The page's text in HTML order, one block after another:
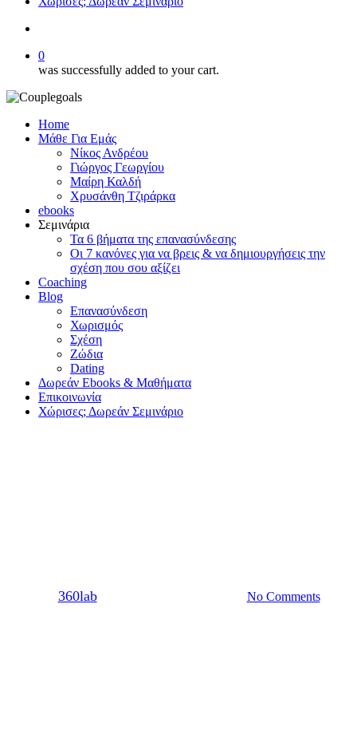
0
was successfully added to your cart.
Home
Μάθε Για Εμάς
Νίκος Ανδρέου
Γιώργος Γεωργίου
Μαίρη Καλδή
Χρυσάνθη Τζιράρκα
ebooks
Σεμινάρια
Τα 6 βήματα της επανασύνδεσης
Οι 7 κανόνες για να βρεις & να δημιουργήσεις την
σχέση που σου αξίζει
Coaching
Blog
Επανασύνδεση
Χωρισμός
Σχέση
Ζώδια
Dating
Δωρεάν Ebooks & Μαθήματα
Επικοινωνία
Χώρισες; Δωρεάν Σεμινάριο
360lab20/07/2022 No Comments